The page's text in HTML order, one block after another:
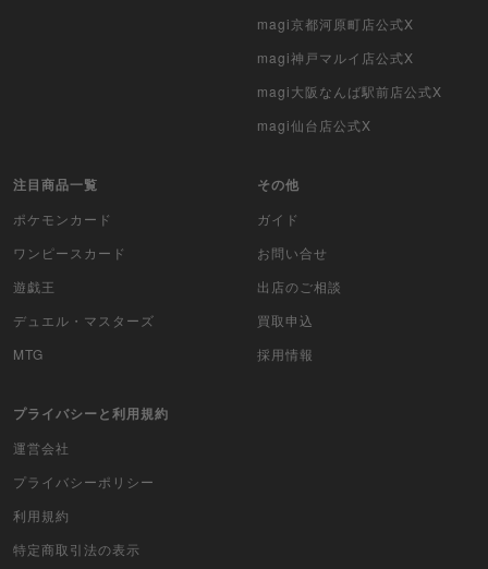
バディファイト
スポーツ
アクエリアンエイジ
アヴァロンの鍵
アンジュ・ヴィエルジュ
magi京都河原町店公式X
magi神戸マルイ店公式X
magi大阪なんば駅前店公式X
magi仙台店公式X
注目商品一覧
ポケモンカード
ワンピースカード
遊戯王
デュエル・マスターズ
MTG
その他
ガイド
お問い合せ
出店のご相談
買取申込
採用情報
プライバシーと利用規約
運営会社
プライバシーポリシー
利用規約
特定商取引法の表示